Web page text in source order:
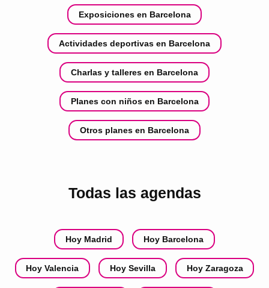
Exposiciones en Barcelona
Actividades deportivas en Barcelona
Charlas y talleres en Barcelona
Planes con niños en Barcelona
Otros planes en Barcelona
Todas las agendas
Hoy Madrid Hoy Barcelona
Hoy Valencia Hoy Sevilla Hoy Zaragoza